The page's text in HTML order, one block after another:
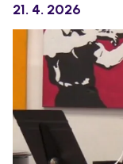
21. 4. 2026